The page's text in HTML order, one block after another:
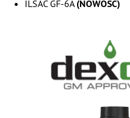
ILSAC GF-6A (NOWOŚĆ)